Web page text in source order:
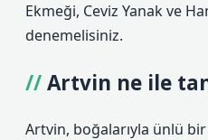
Ekmeği, Ceviz Yanak ve
denemelisiniz.
Artvin ne ile
Artvin, boğalarıyla ünlü